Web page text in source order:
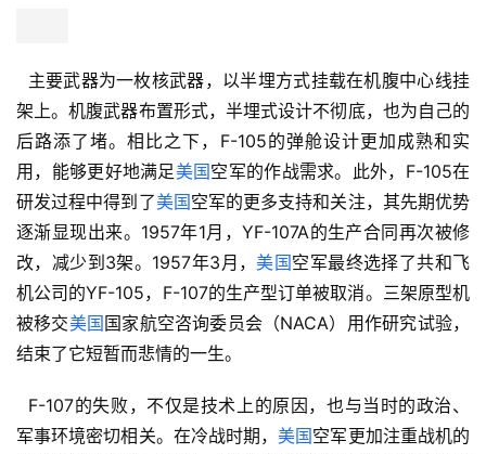
主要武器为一枚核武器，以半埋方式挂载在机腹中心线挂
架上。机腹武器布置形式，半埋式设计不彻底，也为自己的
后路添了堵。相比之下，F-105的弹舱设计更加成熟和实
用，能够更好地满足美国空军的作战需求。此外，F-105在
研发过程中得到了美国空军的更多支持和关注，其先期优势
逐渐显现出来。1957年1月，YF-107A的生产合同再次被修
改，减少到3架。1957年3月，美国空军最终选择了共和飞
机公司的YF-105，F-107的生产型订单被取消。三架原型机
被移交美国 国家航空咨询委员会（NACA）用作研究试验，
结束了它短暂而悲情的一生。
F-107的失败，不仅是技术上的原因，也与当时的政治、
军事环境密切相关。在冷战时期，美国空军更加注重战机的